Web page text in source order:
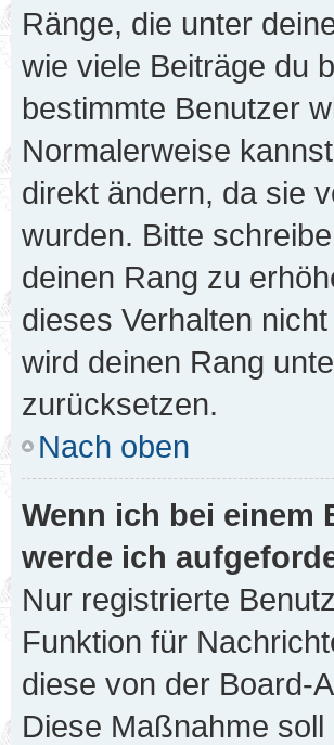
Ränge, die unter
wie viele Beiträge du
bestimmte Benutzer
Normalerweise
direkt ändern, da sie
wurden. Bitte
deinen Rang zu
dieses Verhalten
wird deinen Rang
zurücksetzen.
Nach oben
Wenn ich bei einem
werde ich
Nur registrierte
Funktion für
diese von der Board-
Diese Maßnahme